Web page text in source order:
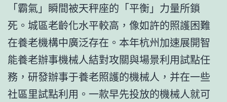
「霸氣」瞬間被天秤座的「平衡」力量所鎖
死。城區老齡化水平較高，像如許的照護困難
在養老機構中廣泛存在。本年杭州加速展開智
能養老辦事機械人結對攻關與場景利用試點任
務，研發辦事于養老照護的機械人，并在一些
社區里試點利用。一款早先投放的機械人就可